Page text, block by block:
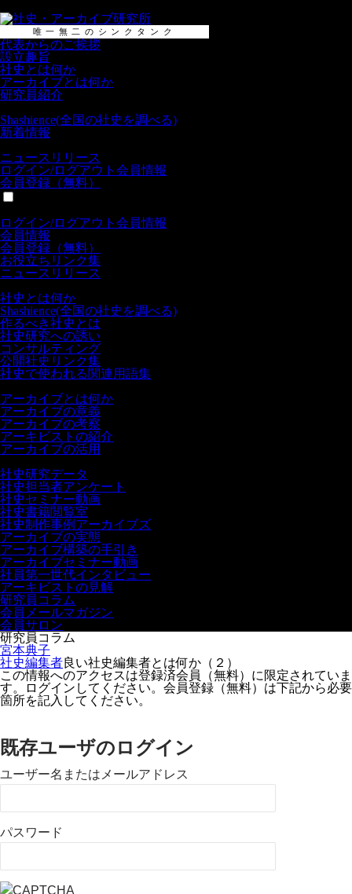
唯一無二のシンクタンク
代表からのご挨拶
設立趣旨
社史とは何か
アーカイブとは何か
研究員紹介
Shashience(全国の社史を調べる)
新着情報
ニュースリリース
ログイン/ログアウト 会員情報
会員登録（無料）
ログイン/ログアウト 会員情報
会員情報
会員登録（無料）
お役立ちリンク集
ニュースリリース
社史とは何か
Shashience(全国の社史を調べる)
作るべき社史とは
社史研究への誘い
コンサルティング
公開社史リンク集
社史で使われる関連用語集
アーカイブとは何か
アーカイブの意義
アーカイブの考察
アーキビストの紹介
アーカイブの活用
社史研究データ
社史担当者アンケート
社史セミナー動画
社史書籍閲覧室
社史制作事例アーカイブズ
アーカイブの実態
アーカイブ構築の手引き
アーカイブセミナー動画
社員第一世代インタビュー
アーキビストの見解
研究員コラム
会員メールマガジン
会員サロン
研究員コラム
宮本典子
社史編集者良い社史編集者とは何か（２）
この情報へのアクセスは登録済会員（無料）に限定されていま
す。ログインしてください。会員登録（無料）は下記から必要
箇所を記入してください。
既存ユーザのログイン
ユーザー名またはメールアドレス
パスワード